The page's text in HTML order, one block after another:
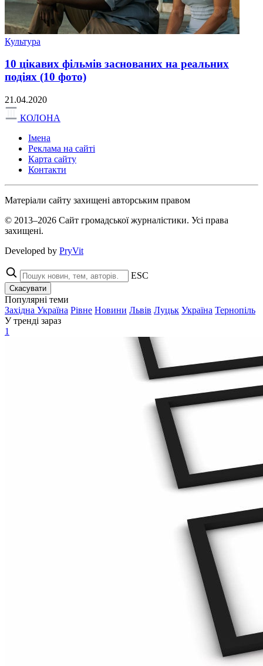
Культура
10 цікавих фільмів заснованих на реальних
подіях (10 фото)
21.04.2020
КОЛОНА
Імена
Реклама на сайті
Карта сайту
Контакти
Матеріали сайту захищені авторським правом
© 2013–2026 Сайт громадської журналістики. Усі права
захищені.
Developed by PryVit
ESC
Скасувати
Популярні теми
Західна Україна Рівне Новини Львів Луцьк Україна Тернопіль
У тренді зараз
1